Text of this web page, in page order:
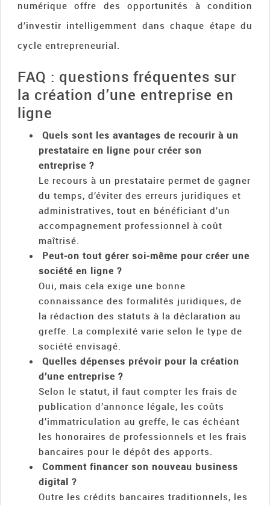
numérique offre des opportunités à condition
d’investir intelligemment dans chaque étape du
cycle entrepreneurial.
FAQ : questions fréquentes sur
la création d’une entreprise en
ligne
Quels sont les avantages de recourir à un
prestataire en ligne pour créer son
entreprise ?
Le recours à un prestataire permet de gagner
du temps, d’éviter des erreurs juridiques et
administratives, tout en bénéficiant d’un
accompagnement professionnel à coût
maîtrisé.
Peut-on tout gérer soi-même pour créer une
société en ligne ?
Oui, mais cela exige une bonne
connaissance des formalités juridiques, de
la rédaction des statuts à la déclaration au
greffe. La complexité varie selon le type de
société envisagé.
Quelles dépenses prévoir pour la création
d’une entreprise ?
Selon le statut, il faut compter les frais de
publication d’annonce légale, les coûts
d’immatriculation au greffe, le cas échéant
les honoraires de professionnels et les frais
bancaires pour le dépôt des apports.
Comment financer son nouveau business
digital ?
Outre les crédits bancaires traditionnels, les